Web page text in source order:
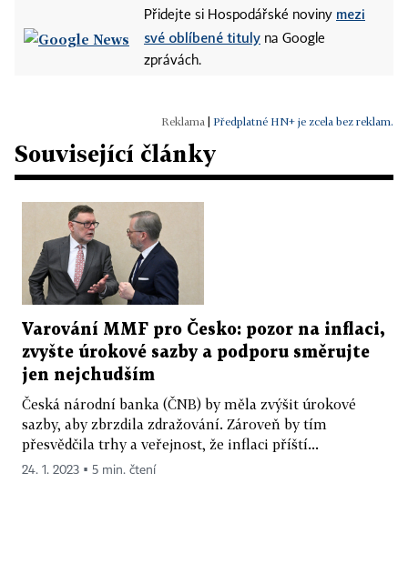
Přidejte si Hospodářské noviny mezi
své oblíbené tituly na Google
zprávách.
Předplatné HN+ je zcela bez reklam.
Související články
Varování MMF pro Česko: pozor na inflaci,
zvyšte úrokové sazby a podporu směrujte
jen nejchudším
Česká národní banka (ČNB) by měla zvýšit úrokové
sazby, aby zbrzdila zdražování. Zároveň by tím
přesvědčila trhy a veřejnost, že inflaci příští...
24. 1. 2023 ▪ 5 min. čtení